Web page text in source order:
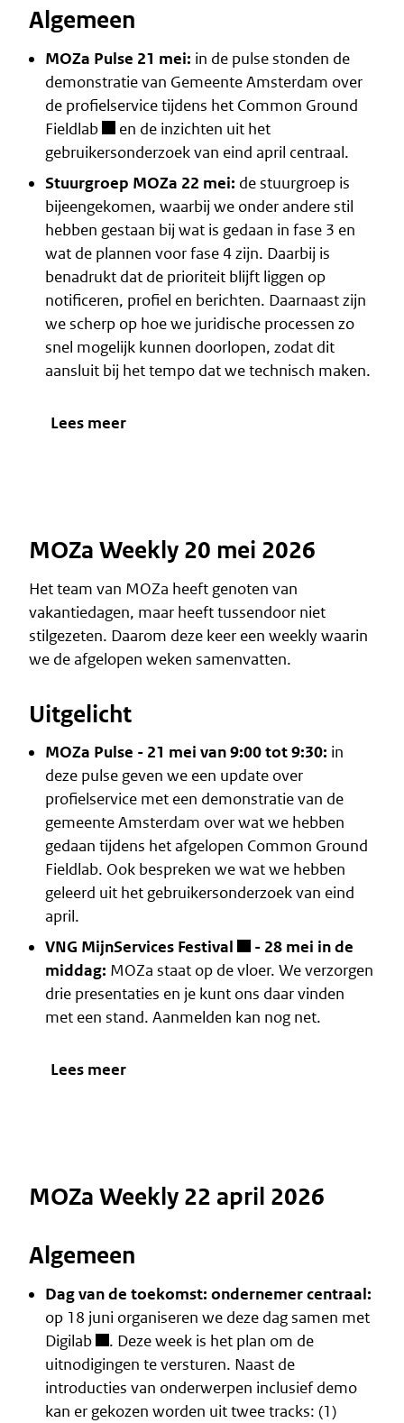
Algemeen
MOZa Pulse 21 mei: in de pulse stonden de
demonstratie van Gemeente Amsterdam over
de profielservicetijdens het Common Ground
Fieldlab
en de inzichten uit het
gebruikersonderzoek van eind april centraal.
Stuurgroep MOZa 22 mei: de stuurgroep is
bijeengekomen, waarbij we onder andere stil
hebben gestaan bij wat is gedaan in fase 3 en
wat de plannen voor fase 4zijn. Daarbij is
benadrukt dat de prioriteit blijft liggen op
notificeren, profiel en berichten. Daarnaast zijn
we scherp op hoe we juridische processen zo
snel mogelijk kunnen doorlopen, zodat dit
aansluit bij het tempo dat we technisch maken.
Lees meer
MOZa Weekly 20 mei 2026
Het team van MOZa heeft genoten van
vakantiedagen, maar heeft tussendoor niet
stilgezeten. Daarom deze keer een weekly waarin
we de afgelopen weken samenvatten.
Uitgelicht
MOZa Pulse - 21 mei van 9:00 tot 9:30: in
deze pulse geven we een update over
profielservice met een demonstratie van de
gemeente Amsterdam over wat we hebben
gedaan tijdens het afgelopen Common Ground
Fieldlab. Ook bespreken we wat we hebben
geleerd uit het gebruikersonderzoek van eind
april.
VNG MijnServices Festival
- 28 mei in de
middag: MOZa staat op de vloer. We verzorgen
drie presentaties en je kunt ons daar vinden
met een stand. Aanmelden kan nog net.
Lees meer
MOZa Weekly 22 april 2026
Algemeen
Dag van de toekomst: ondernemer centraal:
op 18 juni organiseren we deze dag samen met
Digilab
. Deze week is het plan om de
uitnodigingen te versturen. Naast de
introducties van onderwerpen inclusief demo
kan er gekozen worden uit twee tracks: (1)